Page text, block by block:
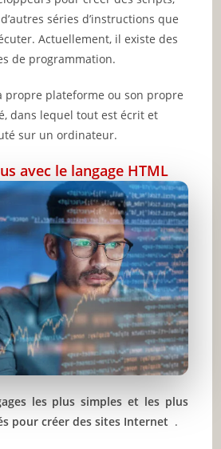
séries d’instructions que
Actuellement, il existe des
de programmation.
propre plateforme ou son propre
dans lequel tout est écrit et
sur un ordinateur.
avec le langage HTML
les plus simples et les plus
pour créer des sites Internet .